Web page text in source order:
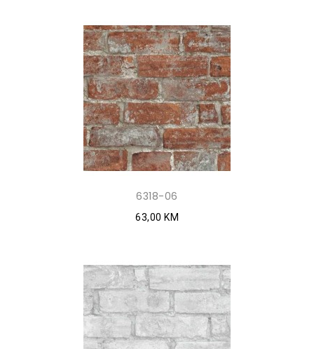
6318-06
63,00 KM